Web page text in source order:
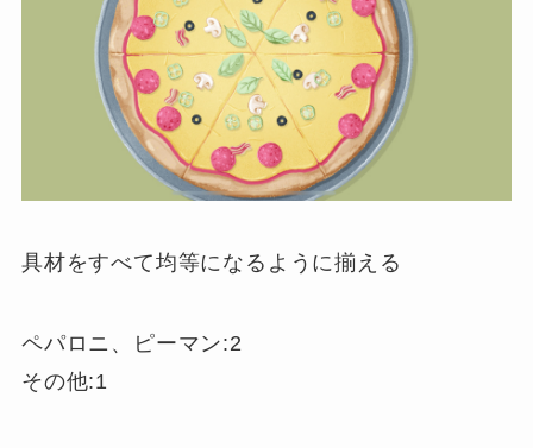
具材をすべて均等になるように揃える
ペパロニ、ピーマン:2
その他:1